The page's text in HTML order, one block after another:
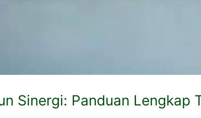
Sinergi: Panduan